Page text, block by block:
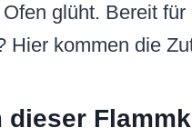
glüht. Bereit
Hier kommen die
dieser